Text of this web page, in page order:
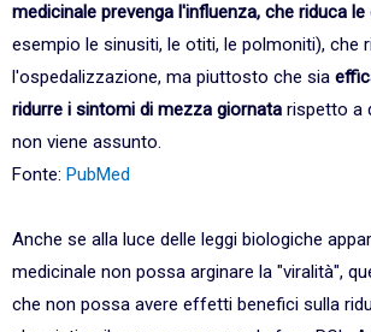
medicinale prevenga l'influenza, che riduca
esempio le sinusiti, le otiti, le polmoniti), che
l'ospedalizzazione, ma piuttosto che sia
ridurre i sintomi di mezza giornata rispetto a
non viene assunto.
Fonte: PubMed
Anche se alla luce delle leggi biologiche
medicinale non possa arginare la "viralità",
che non possa avere effetti benefici sulla